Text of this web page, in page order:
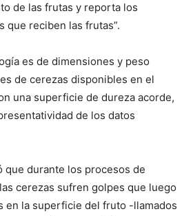
de las frutas y reporta los
que reciben las frutas”.
es de dimensiones y peso
de cerezas disponibles en el
una superficie de dureza acorde,
de los datos
que durante los procesos de
cerezas sufren golpes que luego
en la superficie del fruto -llamados